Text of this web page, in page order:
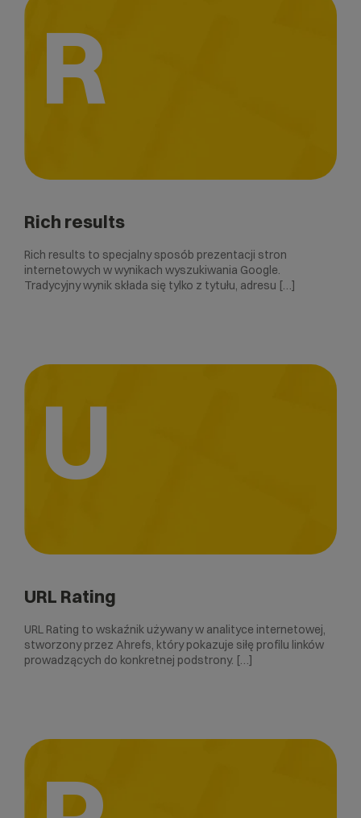
R
Rich results
Rich results to specjalny sposób prezentacji stron
internetowych w wynikach wyszukiwania Google.
Tradycyjny wynik składa się tylko z tytułu, adresu […]
U
URL Rating
URL Rating to wskaźnik używany w analityce internetowej,
stworzony przez Ahrefs, który pokazuje siłę profilu linków
prowadzących do konkretnej podstrony. […]